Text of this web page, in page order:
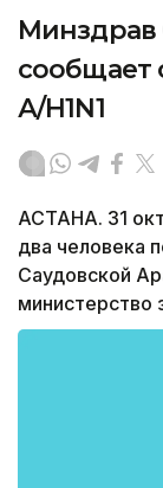
Минздрав
сообщает
А/H1N1
АСТАНА. 31
два человека
Саудовской
министерство